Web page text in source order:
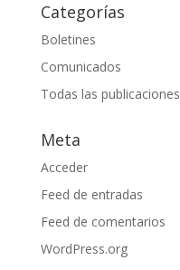
Categorías
Boletines
Comunicados
Todas las publicaciones
Meta
Acceder
Feed de entradas
Feed de comentarios
WordPress.org